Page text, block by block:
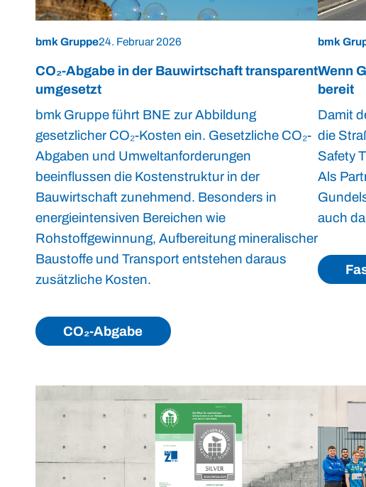
bmk Gruppe24. Februar 2026
CO₂-Abgabe in der Bauwirtschaft transparent
umgesetzt
bmk Gruppe führt BNE zur Abbildung
gesetzlicher CO₂-Kosten ein. Gesetzliche CO₂-
Abgaben und Umweltanforderungen
beeinflussen die Kostenstruktur in der
Bauwirtschaft zunehmend. Besonders in
energieintensiven Bereichen wie
Rohstoffgewinnung, Aufbereitung mineralischer
Baustoffe und Transport entstehen daraus
zusätzliche Kosten.
CO₂-Abgabe
bmk
Wenn
bereit
Damit
die
Safety
Als
auch